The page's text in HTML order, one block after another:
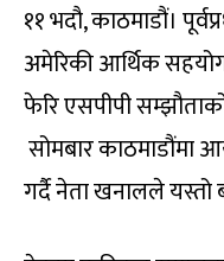
११ भदौ, काठमाडौं।
अमेरिकी आर्थिक
फेरि एसपीपी
सोमबार काठमाडौंमा
गर्दै नेता खनालले यस्तो